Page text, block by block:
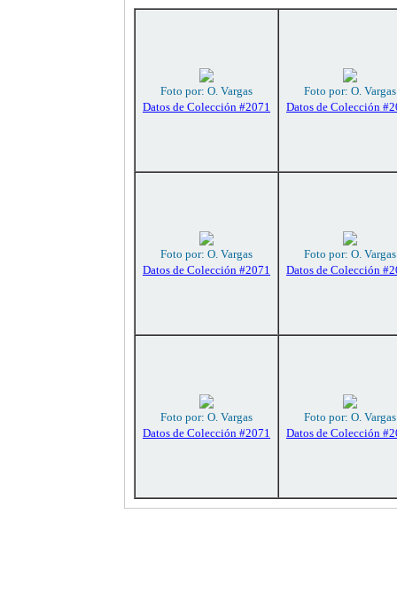
Foto por: O. Vargas
Datos de Colección #2071
Foto por: O. Vargas
Datos de Colección
Foto por: O. Vargas
Datos de Colección #2071
Foto por: O. Vargas
Datos de Colección
Foto por: O. Vargas
Datos de Colección #2071
Foto por: O. Vargas
Datos de Colección